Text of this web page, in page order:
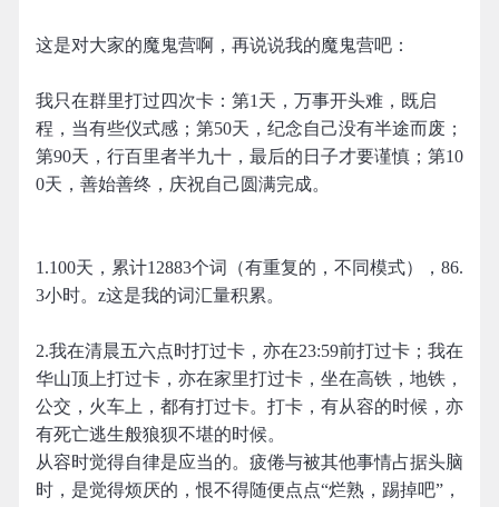
这是对大家的魔鬼营啊，再说说我的魔鬼营吧：
我只在群里打过四次卡：第1天，万事开头难，既启
程，当有些仪式感；第50天，纪念自己没有半途而废；
第90天，行百里者半九十，最后的日子才要谨慎；第10
0天，善始善终，庆祝自己圆满完成。
1.100天，累计12883个词（有重复的，不同模式），86.
3小时。z这是我的词汇量积累。
2.我在清晨五六点时打过卡，亦在23:59前打过卡；我在
华山顶上打过卡，亦在家里打过卡，坐在高铁，地铁，
公交，火车上，都有打过卡。打卡，有从容的时候，亦
有死亡逃生般狼狈不堪的时候。
从容时觉得自律是应当的。疲倦与被其他事情占据头脑
时，是觉得烦厌的，恨不得随便点点“烂熟，踢掉吧”，